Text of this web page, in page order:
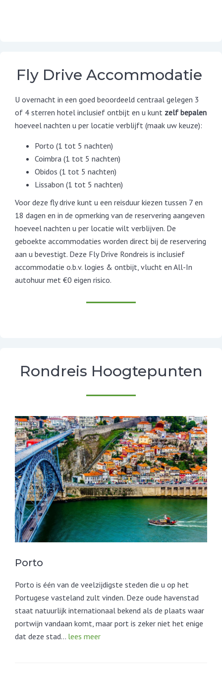
Fly Drive Accommodatie
U overnacht in een goed beoordeeld centraal gelegen 3
of 4 sterren hotel inclusief ontbijt en u kunt zelf bepalen
hoeveel nachten u per locatie verblijft (maak uw keuze):
Porto (1 tot 5 nachten)
Coimbra (1 tot 5 nachten)
Obidos (1 tot 5 nachten)
Lissabon (1 tot 5 nachten)
Voor deze fly drive kunt u een reisduur kiezen tussen 7 en
18 dagen en in de opmerking van de reservering aangeven
hoeveel nachten u per locatie wilt verblijven. De
geboekte accommodaties worden direct bij de reservering
aan u bevestigt. Deze Fly Drive Rondreis is inclusief
accommodatie o.b.v. logies & ontbijt, vlucht en All-In
autohuur met €0 eigen risico.
Rondreis Hoogtepunten
Porto
Porto is één van de veelzijdigste steden die u op het
Portugese vasteland zult vinden. Deze oude havenstad
staat natuurlijk internationaal bekend als de plaats waar
portwijn vandaan komt, maar port is zeker niet het enige
dat deze stad… lees meer